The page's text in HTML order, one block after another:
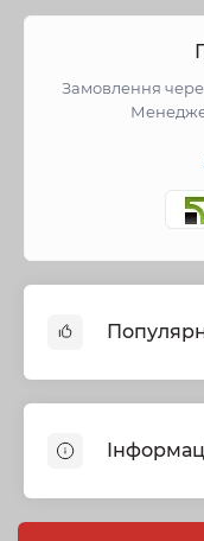
Замовлення
Запірна арматура
Труби та фітинги
Насосне